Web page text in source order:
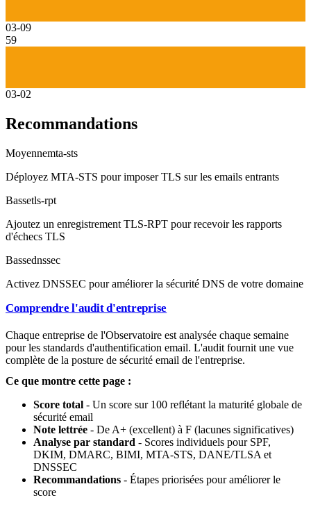
03-09
59
03-02
Recommandations
Moyennemta-sts
Déployez MTA-STS pour imposer TLS sur les emails entrants
Bassetls-rpt
Ajoutez un enregistrement TLS-RPT pour recevoir les rapports
d'échecs TLS
Bassednssec
Activez DNSSEC pour améliorer la sécurité DNS de votre domaine
Comprendre l'audit d'entreprise
Chaque entreprise de l'Observatoire est analysée chaque semaine
pour les standards d'authentification email. L'audit fournit une vue
complète de la posture de sécurité email de l'entreprise.
Ce que montre cette page :
Score total - Un score sur 100 reflétant la maturité globale de
sécurité email
Note lettrée - De A+ (excellent) à F (lacunes significatives)
Analyse par standard - Scores individuels pour SPF,
DKIM, DMARC, BIMI, MTA-STS, DANE/TLSA et
DNSSEC
Recommandations - Étapes priorisées pour améliorer le
score